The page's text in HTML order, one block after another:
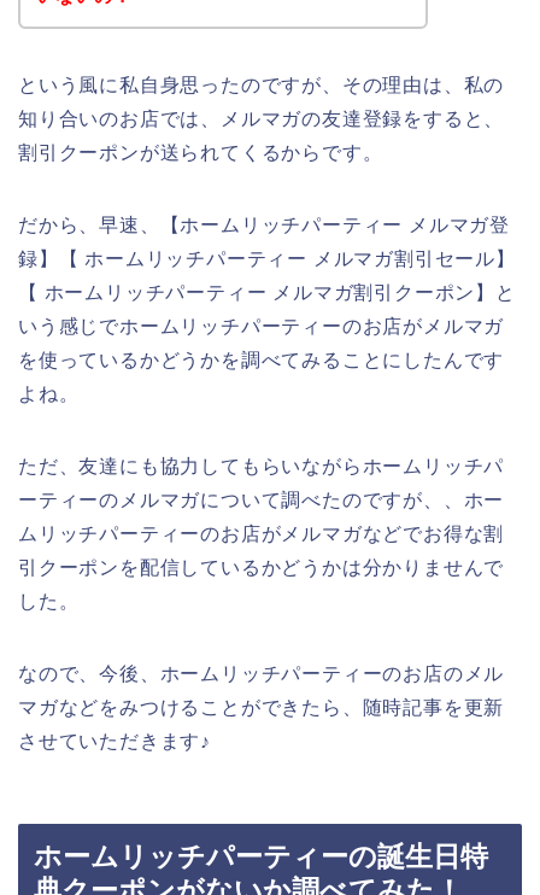
という風に私自身思ったのですが、その理由は、私の
知り合いのお店では、メルマガの友達登録をすると、
割引クーポンが送られてくるからです。
だから、早速、【ホームリッチパーティー メルマガ登
録】【 ホームリッチパーティー メルマガ割引セール】
【 ホームリッチパーティー メルマガ割引クーポン】と
いう感じでホームリッチパーティーのお店がメルマガ
を使っているかどうかを調べてみることにしたんです
よね。
ただ、友達にも協力してもらいながらホームリッチパ
ーティーのメルマガについて調べたのですが、、ホー
ムリッチパーティーのお店がメルマガなどでお得な割
引クーポンを配信しているかどうかは分かりませんで
した。
なので、今後、ホームリッチパーティーのお店のメル
マガなどをみつけることができたら、随時記事を更新
させていただきます♪
ホームリッチパーティーの誕生日特